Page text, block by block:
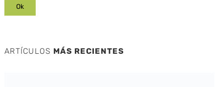
ARTÍCULOS MÁS RECIENTES